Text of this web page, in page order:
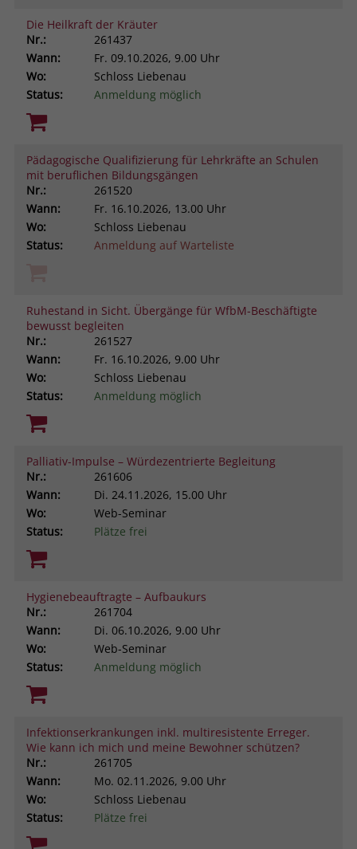
Die Heilkraft der Kräuter
Nr.:
261437
Wann:
Fr. 09.10.2026, 9.00 Uhr
Wo:
Schloss Liebenau
Status:
Anmeldung möglich
Pädagogische Qualifizierung für Lehrkräfte an Schulen
mit beruflichen Bildungsgängen
Nr.:
261520
Wann:
Fr. 16.10.2026, 13.00 Uhr
Wo:
Schloss Liebenau
Status:
Anmeldung auf Warteliste
Ruhestand in Sicht. Übergänge für WfbM-Beschäftigte
bewusst begleiten
Nr.:
261527
Wann:
Fr. 16.10.2026, 9.00 Uhr
Wo:
Schloss Liebenau
Status:
Anmeldung möglich
Palliativ-Impulse – Würdezentrierte Begleitung
Nr.:
261606
Wann:
Di. 24.11.2026, 15.00 Uhr
Wo:
Web-Seminar
Status:
Plätze frei
Hygienebeauftragte – Aufbaukurs
Nr.:
261704
Wann:
Di. 06.10.2026, 9.00 Uhr
Wo:
Web-Seminar
Status:
Anmeldung möglich
Infektionserkrankungen inkl. multiresistente Erreger.
Wie kann ich mich und meine Bewohner schützen?
Nr.:
261705
Wann:
Mo. 02.11.2026, 9.00 Uhr
Wo:
Schloss Liebenau
Status:
Plätze frei